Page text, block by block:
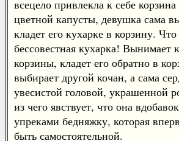
всецело привлекла к себе
цветной капусты, девушка сама
кладет его кухарке в корзину.
бессовестная кухарка! Вынимает
корзины, кладет его обратно в
выбирает другой кочан, а сама
увесистой головой, украшенной
из чего явствует, что она
упреками бедняжку, которая
быть самостоятельной.